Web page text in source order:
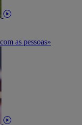
as pessoas»